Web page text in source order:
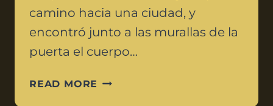
camino hacia una ciudad, y
encontró junto a las murallas de la
puerta el cuerpo…
READ MORE